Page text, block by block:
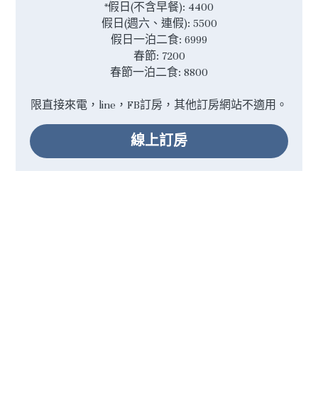
*假日(不含早餐): 4400
假日(週六、連假): 5500
假日一泊二食: 6999
春節: 7200
春節一泊二食: 8800
限直接來電，line，FB訂房，其他訂房網站不適用。
線上訂房